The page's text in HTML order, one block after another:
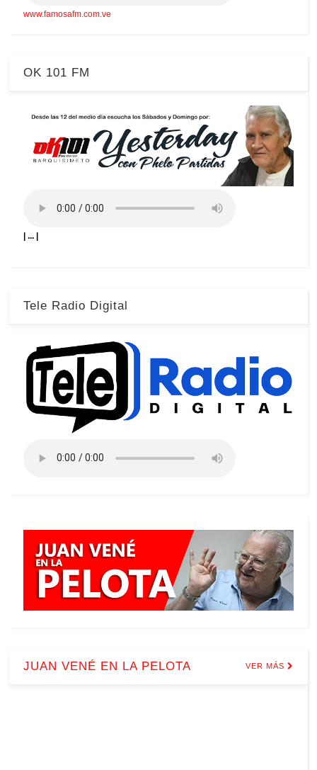
www.famosafm.com.ve
OK 101 FM
| ... |
Tele Radio Digital
JUAN VENÉ EN LA PELOTA VER MÁS